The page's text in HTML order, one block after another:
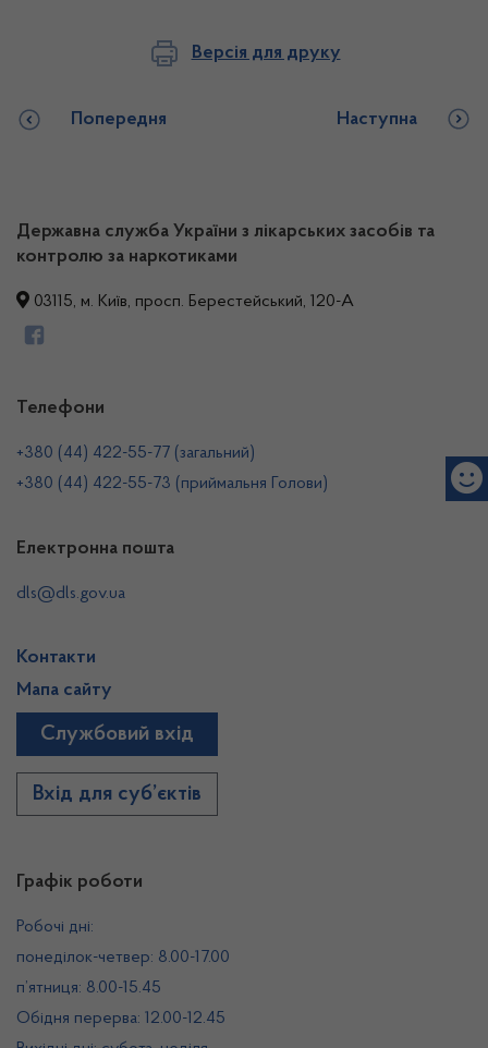
Версія для друку
Попередня Наступна
Державна служба України з лікарських засобів та
контролю за наркотиками
03115, м. Київ, просп. Берестейський, 120-А
Графік роботи
Робочі дні:
понеділок-четвер: 8.00-17.00
п’ятниця: 8.00-15.45
Обідня перерва: 12.00-12.45
Телефони
+380 (44) 422-55-77 (загальний)
+380 (44) 422-55-73 (приймальня Голови)
Електронна пошта
dls@dls.gov.ua
Контакти
Мапа сайту
Службовий вхід
Вхід для суб’єктів